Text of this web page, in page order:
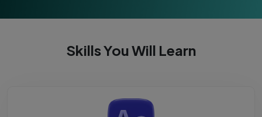
Skills You Will Learn